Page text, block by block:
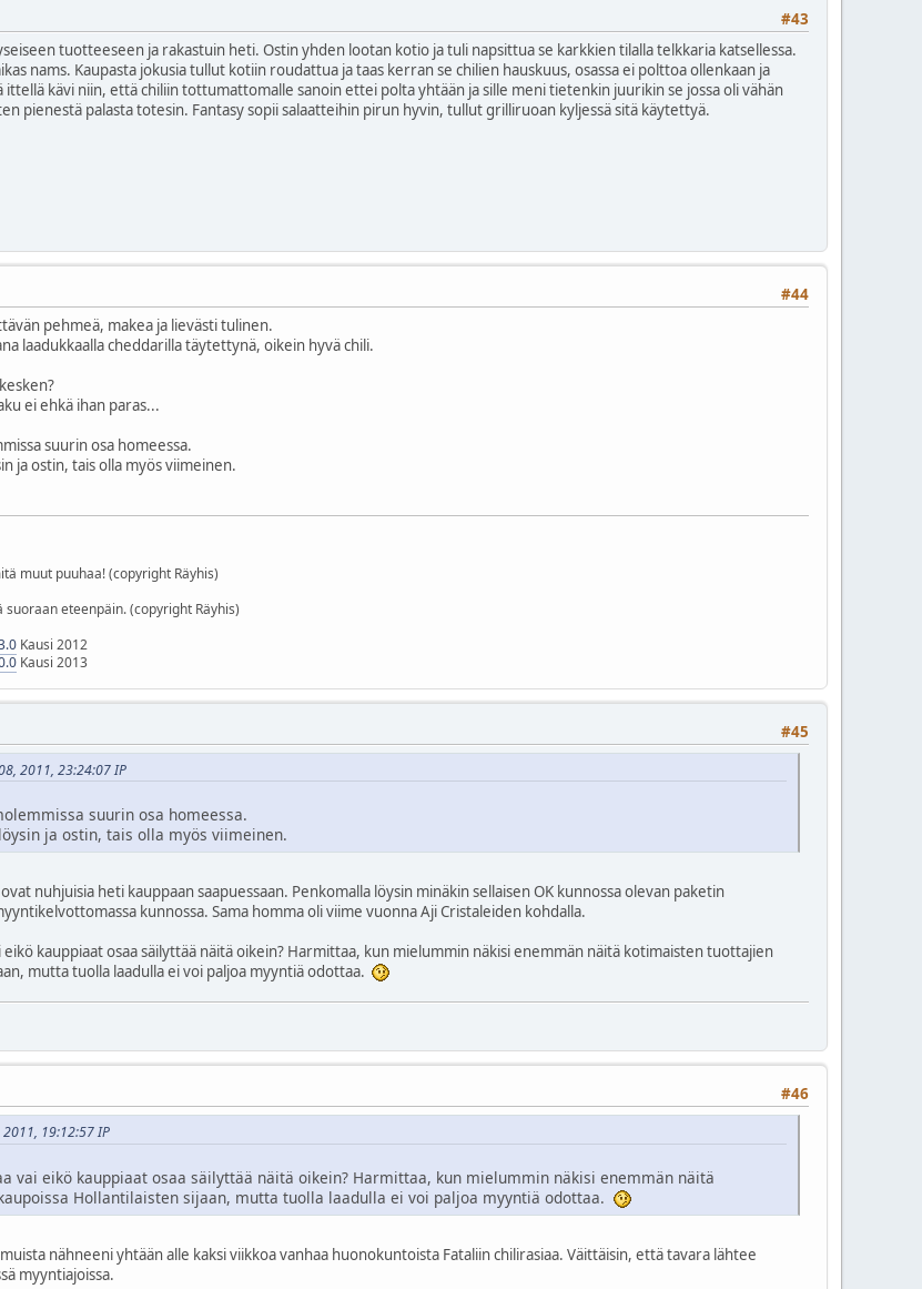
#43
tuotteeseen ja rakastuin heti. Ostin yhden lootan kotio ja tuli napsittua se karkkien tilalla telkkaria katsellessa.
nams. Kaupasta jokusia tullut kotiin roudattua ja taas kerran se chilien hauskuus, osassa ei polttoa ollenkaan ja
ittellä kävi niin, että chiliin tottumattomalle sanoin ettei polta yhtään ja sille meni tietenkin juurikin se jossa oli vähän
pienestä palasta totesin. Fantasy sopii salaatteihin pirun hyvin, tullut grilliruoan kyljessä sitä käytettyä.
#44
pehmeä, makea ja lievästi tulinen.
laadukkaalla cheddarilla täytettynä, oikein hyvä chili.
ei ehkä ihan paras...
suurin osa homeessa.
ja ostin, tais olla myös viimeinen.
muut puuhaa! (copyright Räyhis)
eteenpäin. (copyright Räyhis)
Kausi 2012
Kausi 2013
#45
2011, 23:24:07 IP
suurin osa homeessa.
ja ostin, tais olla myös viimeinen.
nuhjuisia heti kauppaan saapuessaan. Penkomalla löysin minäkin sellaisen OK kunnossa olevan paketin
kunnossa. Sama homma oli viime vuonna Aji Cristaleiden kohdalla.
kauppiaat osaa säilyttää näitä oikein? Harmittaa, kun mielummin näkisi enemmän näitä kotimaisten tuottajien
mutta tuolla laadulla ei voi paljoa myyntiä odottaa.
#46
19:12:57 IP
vai eikö kauppiaat osaa säilyttää näitä oikein? Harmittaa, kun mielummin näkisi enemmän näitä
Hollantilaisten sijaan, mutta tuolla laadulla ei voi paljoa myyntiä odottaa.
nähneeni yhtään alle kaksi viikkoa vanhaa huonokuntoista Fataliin chilirasiaa. Väittäisin, että tavara lähtee
myyntiajoissa.